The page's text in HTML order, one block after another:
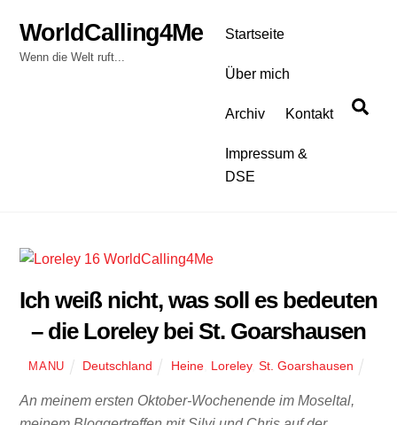
content
WorldCalling4Me
Wenn die Welt ruft...
Startseite
Über mich
Archiv Kontakt
Impressum &
DSE
Ich weiß nicht, was soll es bedeuten
– die Loreley bei St. Goarshausen
MANU Deutschland Heine, Loreley, St. Goarshausen
An meinem ersten Oktober-Wochenende im Moseltal,